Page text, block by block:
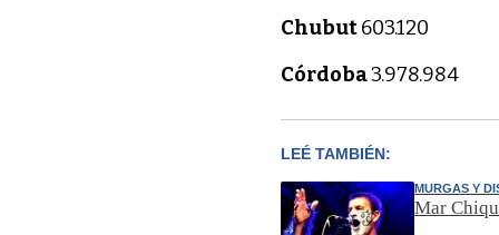
Chubut603.120
Córdoba3.978.984
LEÉ TAMBIÉN:
MURGAS Y
Mar